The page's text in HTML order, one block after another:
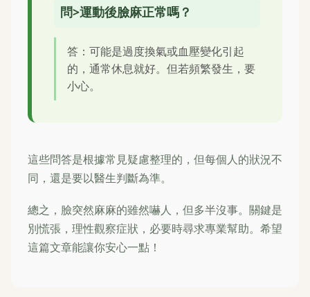
問>運動後臉麻正常嗎？
答：可能是過度換氣或血壓變化引起
的，通常休息就好。但若頻繁發生，要
小心。
這些問答是根據常見疑慮整理的，但每個人的狀況不
同，還是要以醫生判斷為準。
總之，臉突然麻麻的雖然嚇人，但多半沒事。關鍵是
別慌張，理性觀察症狀，必要時尋求專業幫助。希望
這篇文章能讓你安心一點！